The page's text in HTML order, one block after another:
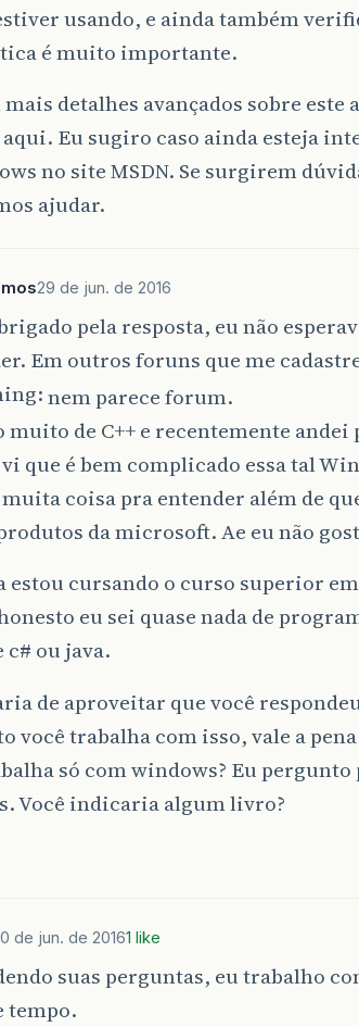
usando, e ainda também
é muito importante.
detalhes avançados sobre este
Eu sugiro caso ainda esteja
no site MSDN. Se surgirem
ajudar.
29 de jun. de 2016
pela resposta, eu não
Em outros foruns que me
nem parece forum.
muito de C++ e recentemente
vi que é bem complicado essa tal
coisa pra entender além de
da microsoft. Ae eu não
estou cursando o curso superior
eu sei quase nada de
c# ou java.
de aproveitar que você
você trabalha com isso, vale a
só com windows? Eu
Você indicaria algum livro?
de jun. de 20161 like
suas perguntas, eu trabalho
tempo.